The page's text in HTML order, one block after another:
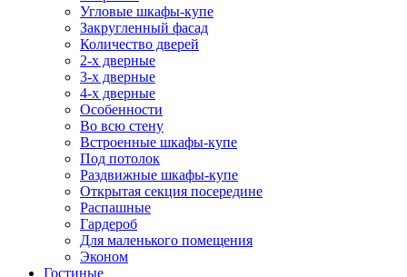
Угловые шкафы-купе
Закругленный фасад
Количество дверей
2-х дверные
3-х дверные
4-х дверные
Особенности
Во всю стену
Встроенные шкафы-купе
Под потолок
Раздвижные шкафы-купе
Открытая секция посередине
Распашные
Гардероб
Для маленького помещения
Эконом
Гостиные